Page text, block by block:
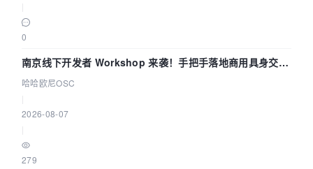
0
南京线下开发者 Workshop 来袭！手把手落地商用具身交互
智能 Agent 应用
哈哈欧尼OSC
2026-08-07
279